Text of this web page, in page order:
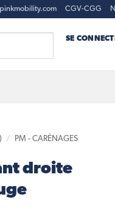
pinkmobility.com CGV-CGG
SE
/
PM - CARÉNAGES
droite